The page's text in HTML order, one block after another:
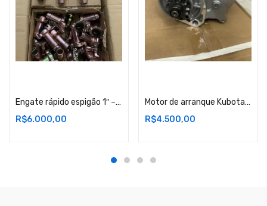
Engate rápido espigão 1″ – Lote com 100 peças – Lote 1 – RJ
R$6.000,00
Motor de arranque Kubota – D722 Lote com 3 peças – RJ – Lote 1
R$4.500,00